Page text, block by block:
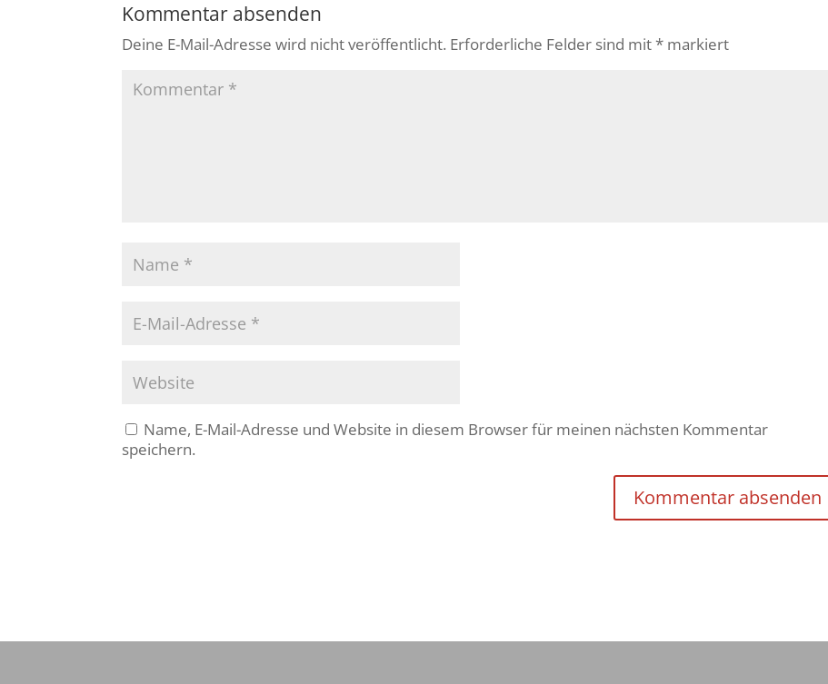
Kommentar absenden
Deine E-Mail-Adresse wird nicht veröffentlicht. Erforderliche Felder sind mit* markiert
Name, E-Mail-Adresse und Website in diesem Browser für meinen nächsten Kommentar
speichern.